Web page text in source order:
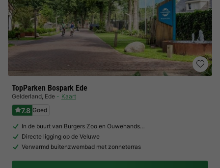
TopParken Bospark Ede
Gelderland, Ede Kaart
7.8 Goed
In de buurt van Burgers Zoo en Ouwehands…
Directe ligging op de Veluwe
Verwarmd buitenzwembad met zonneterras